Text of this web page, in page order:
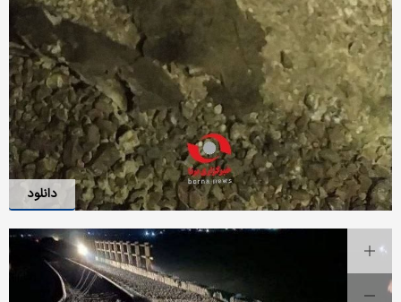
دانلود